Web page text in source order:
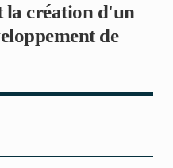
la création d'un
de